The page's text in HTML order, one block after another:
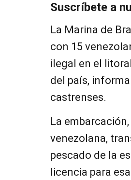
Suscríbete a
La Marina de
con 15
ilegal en el
del país,
castrenses.
La
venezolana,
pescado de la
licencia para